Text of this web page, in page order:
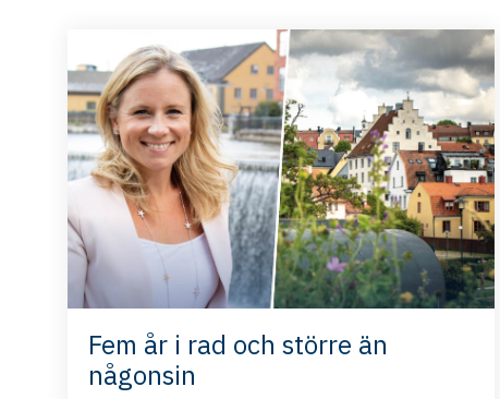
Fem år i rad och större än
någonsin